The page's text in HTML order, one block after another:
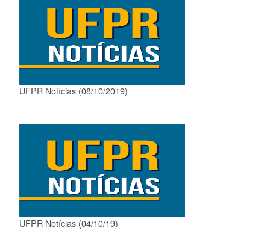
UFPR Notícias (08/10/2019)
UFPR Notícias (04/10/19)